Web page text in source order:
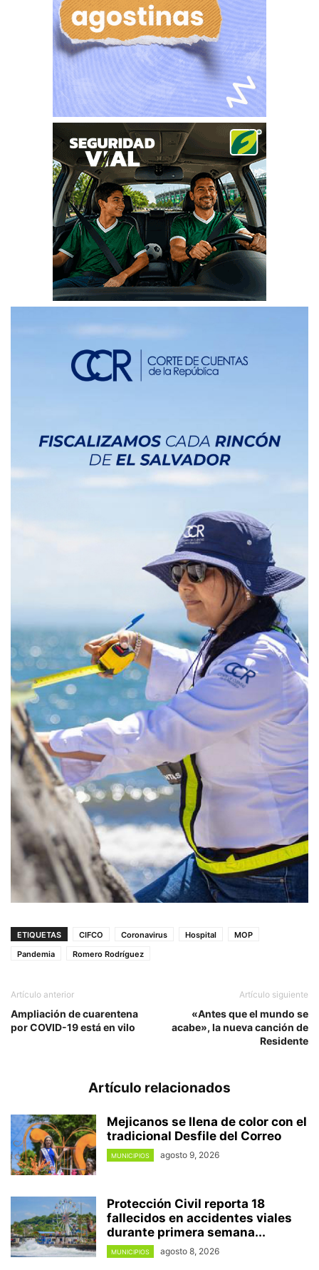
ETIQUETAS CIFCO Coronavirus Hospital
MOP
Pandemia
Romero Rodríguez
Artículo anterior
Ampliación de cuarentena
por COVID-19 está en vilo
Artículo siguiente
«Antes que el mundo se
acabe», la nueva canción de
Residente
Artículo relacionados
Mejicanos se llena de color con el
tradicional Desfile del Correo
MUNICIPIOS agosto 9, 2026
Protección Civil reporta 18
fallecidos en accidentes viales
durante primera semana...
MUNICIPIOS agosto 8, 2026